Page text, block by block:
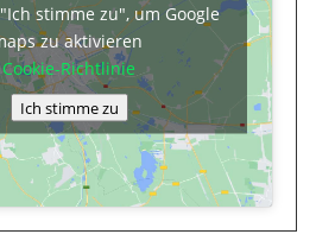
stimme zu", um Google
zu aktivieren
Cookie-Richtlinie
Ich stimme zu